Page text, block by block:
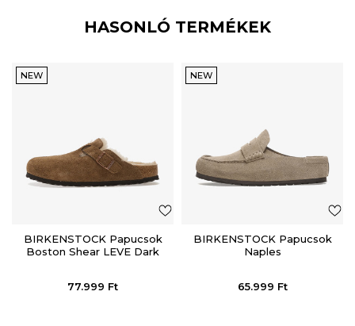
HASONLÓ TERMÉKEK
NEW
BIRKENSTOCK Papucsok
Boston Shear LEVE Dark
77.999 Ft
NEW
BIRKENSTOCK Papucsok
Naples
65.999 Ft